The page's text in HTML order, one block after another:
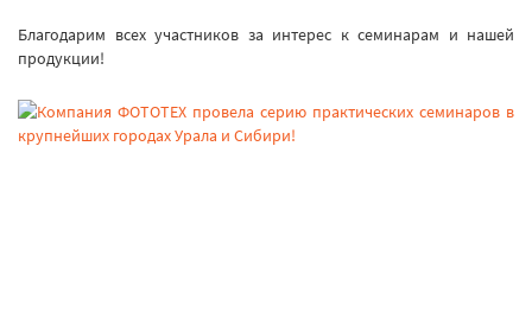
Благодарим всех участников за интерес к семинарам и нашей
продукции!